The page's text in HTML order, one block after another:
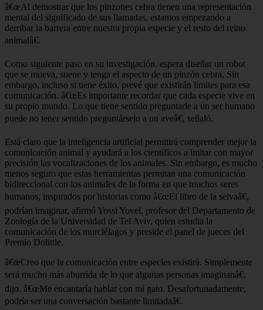
â€œAl demostrar que los pinzones cebra tienen una representación
mental del significado de sus llamadas, estamos empezando a
derribar la barrera entre nuestra propia especie y el resto del reino
animalâ€.
Como siguiente paso en su investigación, espera diseñar un robot
que se mueva, suene y tenga el aspecto de un pinzón cebra. Sin
embargo, incluso si tiene éxito, prevé que existirán límites para esa
comunicación. â€œEs importante recordar que cada especie vive en
su propio mundo. Lo que tiene sentido preguntarle a un ser humano
puede no tener sentido preguntárselo a un aveâ€, señaló.
Está claro que la inteligencia artificial permitirá comprender mejor la
comunicación animal y ayudará a los científicos a imitar con mayor
precisión las vocalizaciones de los animales. Sin embargo, es mucho
menos seguro que estas herramientas permitan una comunicación
bidireccional con los animales de la forma en que muchos seres
humanos, inspirados por historias como â€œEl libro de la selvaâ€,
podrían imaginar, afirmó Yossi Yovel, profesor del Departamento de
Zoología de la Universidad de Tel Aviv, quien estudia la
comunicación de los murciélagos y preside el panel de jueces del
Premio Dolittle.
â€œCreo que la comunicación entre especies existirá. Simplemente
será mucho más aburrida de lo que algunas personas imaginanâ€,
dijo. â€œMe encantaría hablar con mi gato. Desafortunadamente,
podría ser una conversación bastante limitadaâ€.